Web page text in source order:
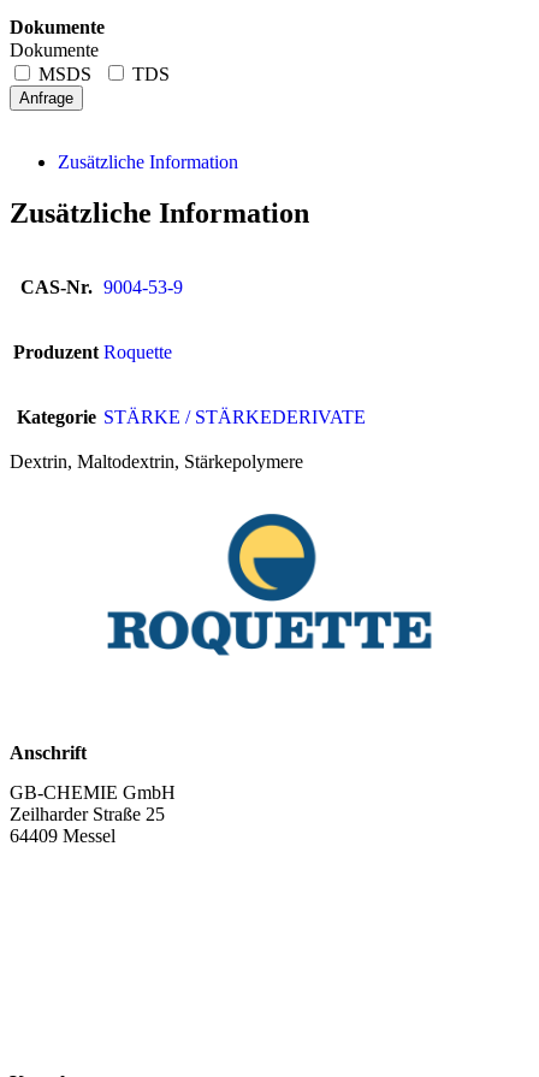
Dokumente
Dokumente
MSDS
TDS
Anfrage
Zusätzliche Information
Zusätzliche Information
CAS-Nr. 9004-53-9
Produzent Roquette
Kategorie STÄRKE / STÄRKEDERIVATE
Dextrin, Maltodextrin, Stärkepolymere
Anschrift
GB-CHEMIE GmbH
Zeilharder Straße 25
64409 Messel